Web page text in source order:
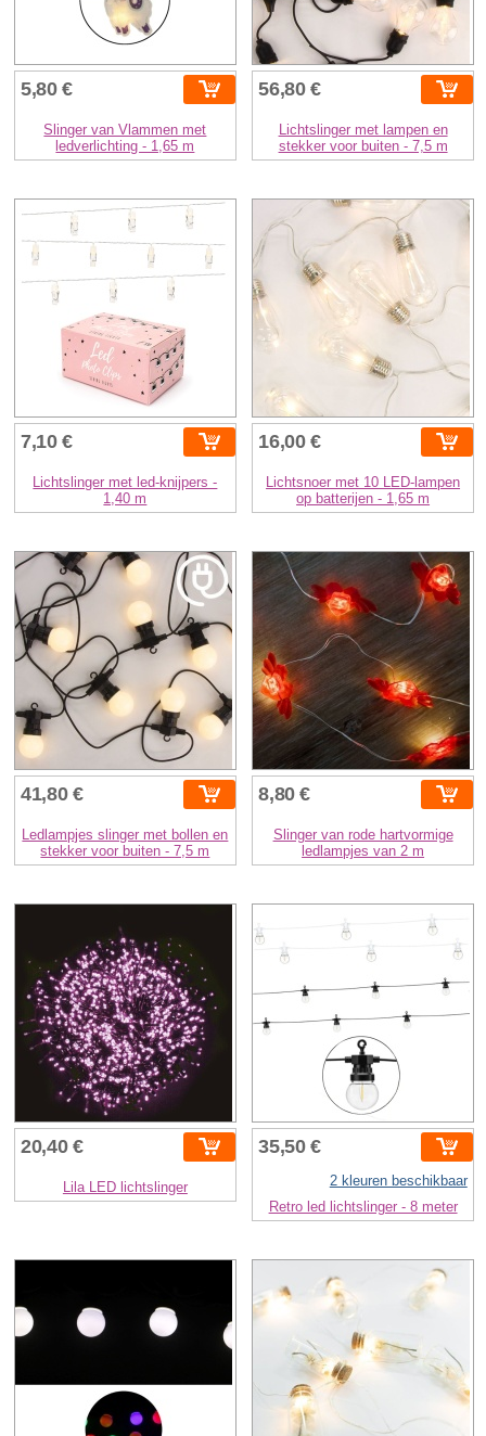
5,80 €
Slinger van Vlammen met
ledverlichting - 1,65 m
56,80 €
Lichtslinger met lampen en
stekker voor buiten - 7,5 m
7,10 €
Lichtslinger met led-knijpers -
1,40 m
16,00 €
Lichtsnoer met 10 LED-lampen
op batterijen - 1,65 m
41,80 €
Ledlampjes slinger met bollen en
stekker voor buiten - 7,5 m
8,80 €
Slinger van rode hartvormige
ledlampjes van 2 m
20,40 €
Lila LED lichtslinger
35,50 €
2 kleuren beschikbaar
Retro led lichtslinger - 8 meter